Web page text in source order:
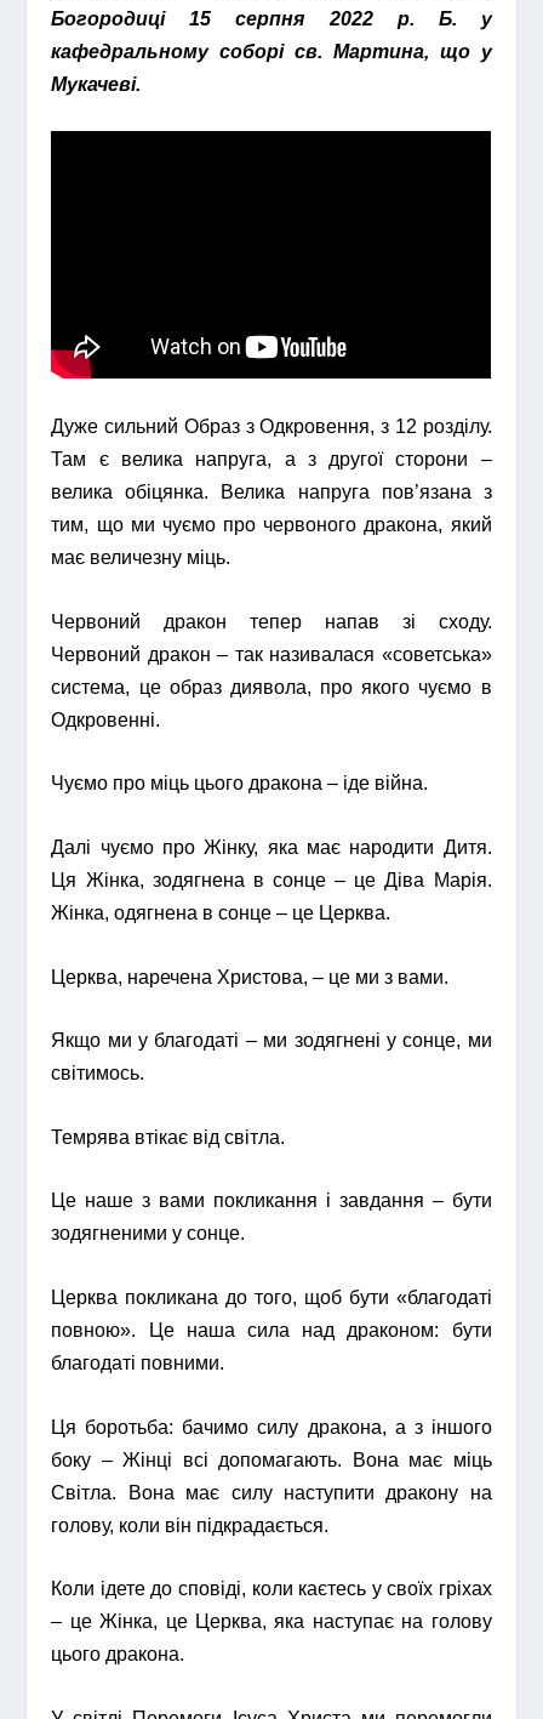
Богородиці 15 серпня 2022 р. Б. у
кафедральному соборі св. Мартина, що у
Мукачеві.
Дуже сильний Образ з Одкровення, з 12 розділу.
Там є велика напруга, а з другої сторони –
велика обіцянка. Велика напруга пов’язана з
тим, що ми чуємо про червоного дракона, який
має величезну міць.
Червоний дракон тепер напав зі сходу.
Червоний дракон – так називалася «советська»
система, це образ диявола, про якого чуємо в
Одкровенні.
Чуємо про міць цього дракона – іде війна.
Далі чуємо про Жінку, яка має народити Дитя.
Ця Жінка, зодягнена в сонце – це Діва Марія.
Жінка, одягнена в сонце – це Церква.
Церква, наречена Христова, – це ми з вами.
Якщо ми у благодаті – ми зодягнені у сонце, ми
світимось.
Темрява втікає від світла.
Це наше з вами покликання і завдання – бути
зодягненими у сонце.
Церква покликана до того, щоб бути «благодаті
повною».
Це наша сила над драконом: бути
благодаті повними.
Ця боротьба: бачимо силу дракона, а з іншого
боку – Жінці всі допомагають. Вона має міць
Світла. Вона має силу наступити дракону на
голову, коли він підкрадається.
Коли ідете до сповіді, коли каєтесь у своїх гріхах
– це Жінка, це Церква, яка наступає на голову
цього дракона.